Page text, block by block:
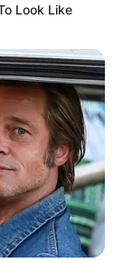
Look Like